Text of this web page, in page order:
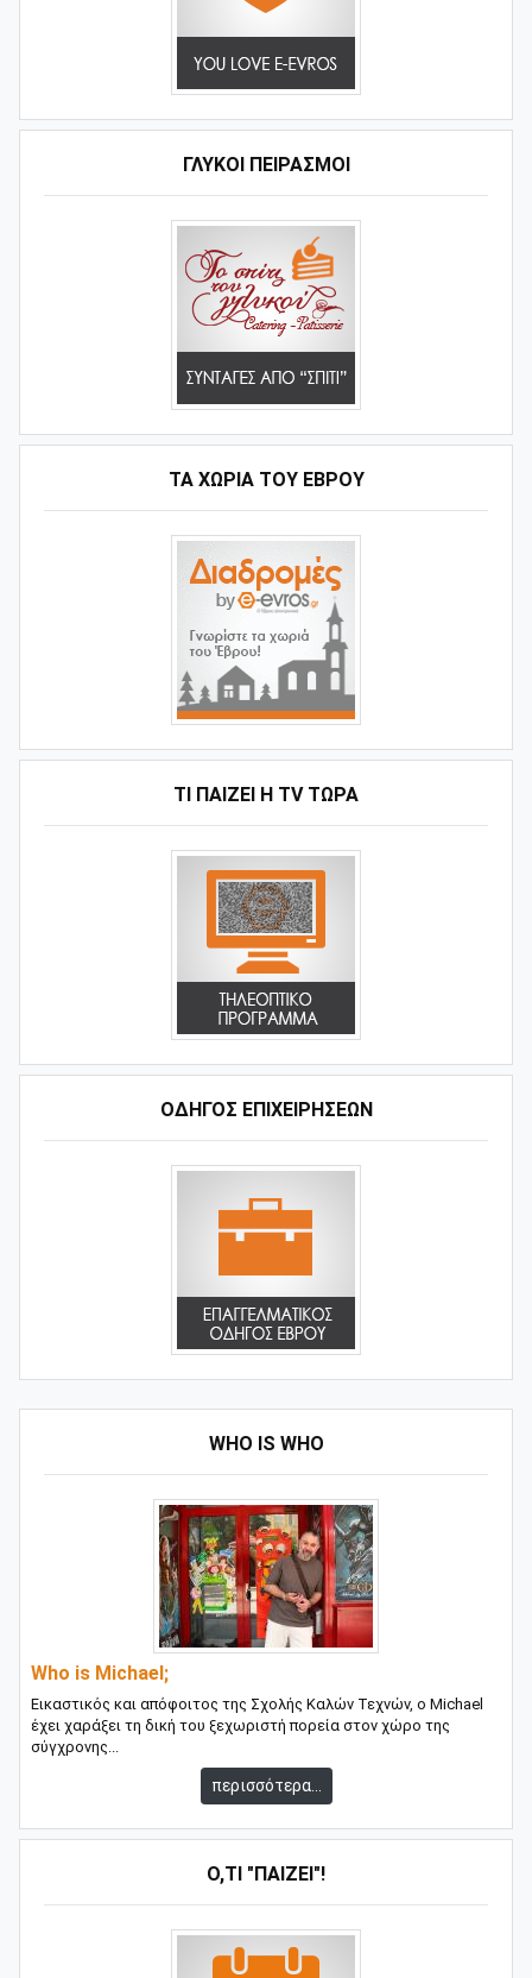
ΓΛΥΚΟΊ ΠΕΙΡΑΣΜΟΊ
ΤΑ ΧΩΡΙΆ ΤΟΥ ΈΒΡΟΥ
ΤΙ ΠΑΊΖΕΙ Η ΤV ΤΏΡΑ
ΟΔΗΓΌΣ ΕΠΙΧΕΙΡΉΣΕΩΝ
WHO IS WHO
Who is Michael;
Εικαστικός και απόφοιτος της Σχολής Καλών Τεχνών, ο Michael
έχει χαράξει τη δική του ξεχωριστή πορεία στον χώρο της
σύγχρονης...
περισσότερα...
Ό,ΤΙ "ΠΑΊΖΕΙ"!